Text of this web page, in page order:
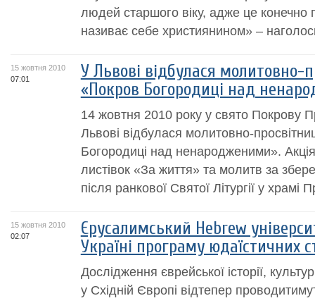
людей старшого віку, адже це конечно
називає себе християнином» –
15 жовтня 2010
07:01
У Львові відбулася молитовно-
«Покров Богородиці над
14 жовтня 2010 року у свято Покрову
Львові відбулася молитовно-
Богородиці над ненародженими».
листівок «За життя» та молитв за
після ранкової Святої Літургії у храмі
15 жовтня 2010
02:07
Єрусалимський Hebrew
Україні програму юдаїстичних
Дослідження єврейської історії,
у Східній Європі відтепер